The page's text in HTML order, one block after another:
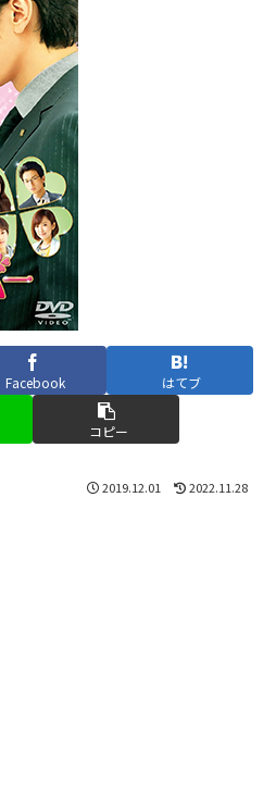
Facebook はてブ
コピー
2019.12.01 2022.11.28